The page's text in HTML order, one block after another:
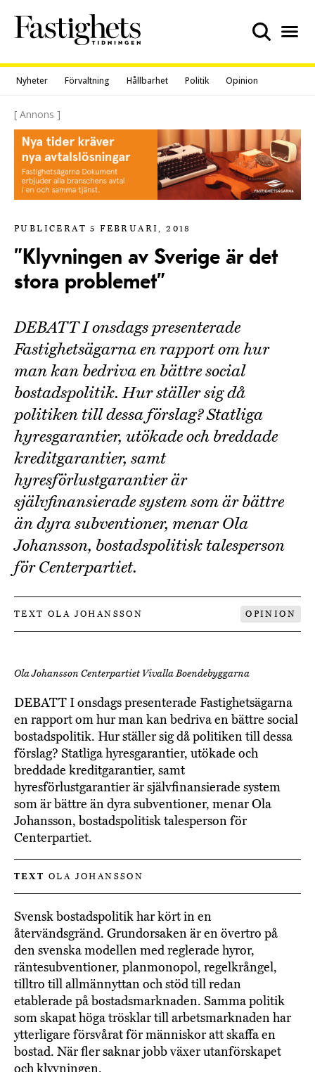
content
Nyheter Förvaltning Hållbarhet Politik Opinion
[ Annons ]
PUBLICERAT 5 FEBRUARI, 2018
”Klyvningen av Sverige är det
stora problemet”
DEBATT I onsdags presenterade
Fastighetsägarna en rapport om hur
man kan bedriva en bättre social
bostadspolitik. Hur ställer sig då
politiken till dessa förslag? Statliga
hyresgarantier, utökade och breddade
kreditgarantier, samt
hyresförlustgarantier är
självfinansierade system som är bättre
än dyra subventioner, menar Ola
Johansson, bostadspolitisk talesperson
för Centerpartiet.
TEXT OLA JOHANSSON OPINION
Ola Johansson Centerpartiet Vivalla Boendebyggarna
DEBATT I onsdags presenterade Fastighetsägarna
en rapport om hur man kan bedriva en bättre social
bostadspolitik. Hur ställer sig då politiken till dessa
förslag? Statliga hyresgarantier, utökade och
breddade kreditgarantier, samt
hyresförlustgarantier är självfinansierade system
som är bättre än dyra subventioner, menar Ola
Johansson, bostadspolitisk talesperson för
Centerpartiet.
TEXT OLA JOHANSSON
Svensk bostadspolitik har kört in en
återvändsgränd. Grundorsaken är en övertro på
den svenska modellen med reglerade hyror,
räntesubventioner, planmonopol, regelkrångel,
tilltro till allmännyttan och stöd till redan
etablerade på bostadsmarknaden. Samma politik
som skapat höga trösklar till arbetsmarknaden har
ytterligare försvårat för människor att skaffa en
bostad. När fler saknar jobb växer utanförskapet
och klyvningen.